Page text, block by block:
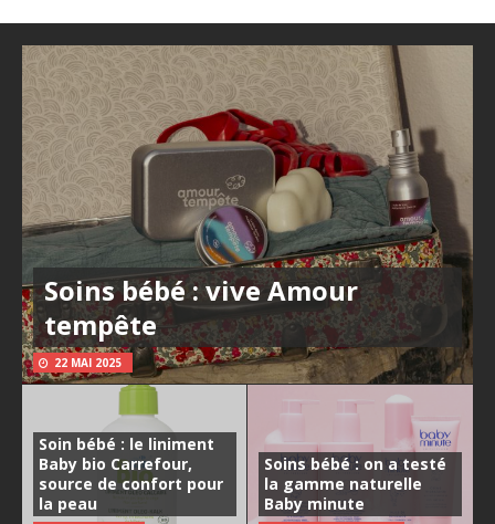
Soins bébé : vive Amour
tempête
22 MAI 2025
Soin bébé : le liniment
Baby bio Carrefour,
source de confort pour
la peau
Soins bébé : on a testé
la gamme naturelle
Baby minute